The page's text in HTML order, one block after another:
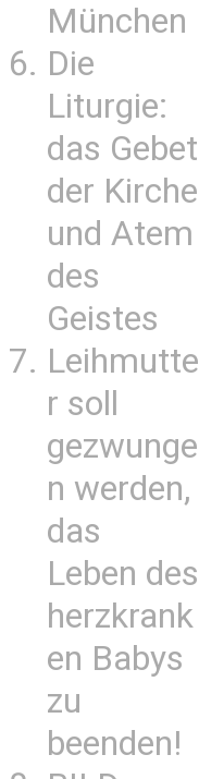
München
Die
Liturgie:
das Gebet
der Kirche
und Atem
des
Geistes
Leihmutte
r soll
gezwunge
n werden,
das
Leben des
herzkrank
en Babys
zu
beenden!